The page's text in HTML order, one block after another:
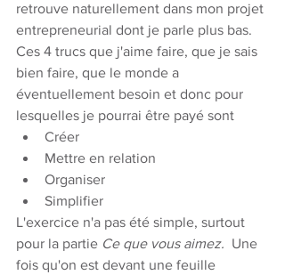
retrouve naturellement dans mon projet
entrepreneurial dont je parle plus bas.
Ces 4 trucs que j'aime faire, que je sais
bien faire, que le monde a
éventuellement besoin et donc pour
lesquelles je pourrai être payé sont
Créer
Mettre en relation
Organiser
Simplifier
L'exercice n'a pas été simple, surtout
pour la partie Ce que vous aimez. Une
fois qu'on est devant une feuille